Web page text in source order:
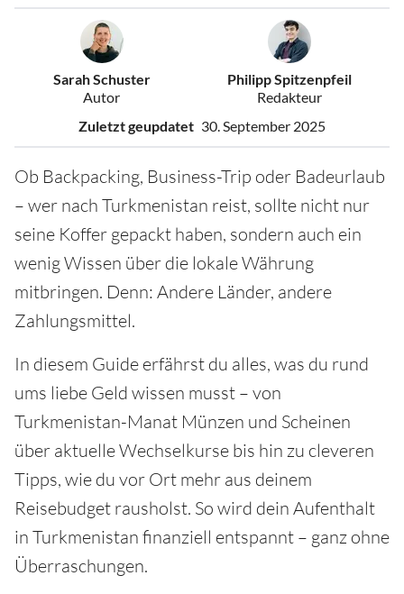
Sarah Schuster
Autor
Philipp Spitzenpfeil
Redakteur
Zuletzt geupdatet 30. September 2025
Ob Backpacking, Business-Trip oder Badeurlaub
– wer nach Turkmenistan reist, sollte nicht nur
seine Koffer gepackt haben, sondern auch ein
wenig Wissen über die lokale Währung
mitbringen. Denn: Andere Länder, andere
Zahlungsmittel.
In diesem Guide erfährst du alles, was du rund
ums liebe Geld wissen musst – von
Turkmenistan-Manat Münzen und Scheinen
über aktuelle Wechselkurse bis hin zu cleveren
Tipps, wie du vor Ort mehr aus deinem
Reisebudget rausholst. So wird dein Aufenthalt
in Turkmenistan finanziell entspannt – ganz ohne
Überraschungen.